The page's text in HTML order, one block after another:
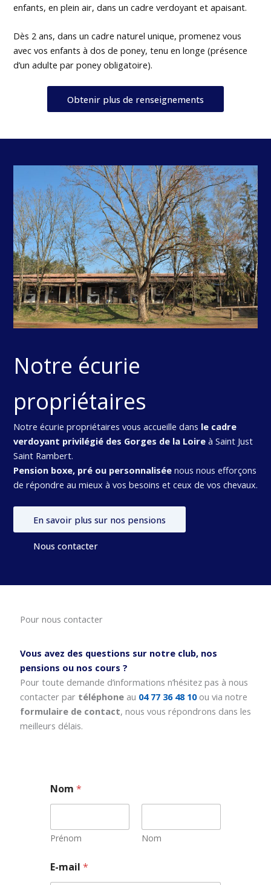
enfants, en plein air, dans un cadre verdoyant et apaisant.
Dès 2 ans, dans un cadre naturel unique, promenez vous
avec vos enfants à dos de poney, tenu en longe (présence
d’un adulte par poney obligatoire).
Obtenir plus de renseignements
Notre écurie
propriétaires
Notre écurie propriétaires vous accueille dans le cadre
verdoyant privilégié des Gorges de la Loireà Saint Just
Saint Rambert.
Pension boxe, pré ou personnaliséenous nous efforçons
de répondre au mieux à vos besoins et ceux de vos chevaux.
En savoir plus sur nos pensions
Nous contacter
Pour nous contacter
Vous avez des questions sur notre club, nos
pensions ou nos cours ?
Pour toute demande d’informations n’hésitez pas à nous
contacter par téléphoneau 04 77 36 48 10 ou via notre
formulaire de contact, nous vous répondrons dans les
meilleurs délais.
Nom*
Prénom Nom
-
m
E-mail*